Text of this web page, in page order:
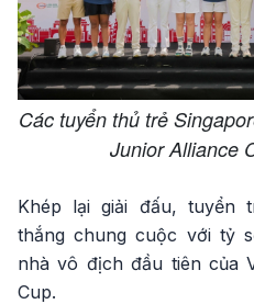
Các tuyển thủ trẻ
Junior Alliance
Khép lại giải đấu, tuyển
thắng chung cuộc với tỷ
nhà vô địch đầu tiên của
Cup.